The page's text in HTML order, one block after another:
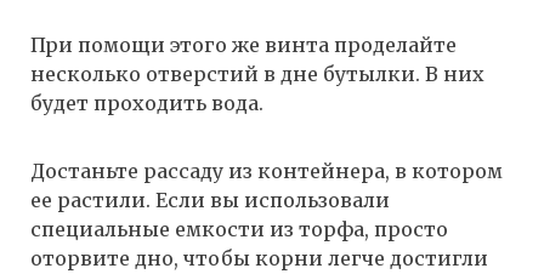
При помощи этого же винта проделайте
несколько отверстий в дне бутылки. В них
будет проходить вода.
Достаньте рассаду из контейнера, в котором
ее растили. Если вы использовали
специальные емкости из торфа, просто
оторвите дно, чтобы корни легче достигли